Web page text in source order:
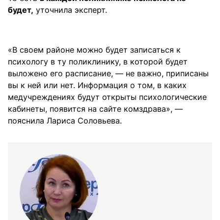
будет, уточнила эксперт.
«В своем районе можно будет записаться к
психологу в ту поликлинику, в которой будет
выложено его расписание, — не важно, приписаны
вы к ней или нет. Информация о том, в каких
медучреждениях будут открыты психологические
кабинеты, появится на сайте комздрава», —
пояснила Лариса Соловьева.